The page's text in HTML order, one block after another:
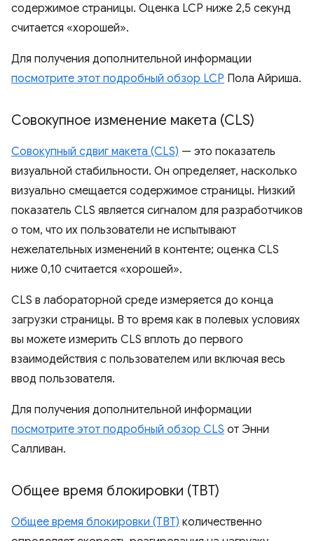
содержимое страницы. Оценка LCP ниже 2,5 секунд
считается «хорошей».
Для получения дополнительной информации
посмотрите этот подробный обзор LCP Пола Айриша.
Совокупное изменение макета (CLS)
Совокупный сдвиг макета (CLS) — это показатель
визуальной стабильности. Он определяет, насколько
визуально смещается содержимое страницы. Низкий
показатель CLS является сигналом для разработчиков
о том, что их пользователи не испытывают
нежелательных изменений в контенте; оценка CLS
ниже 0,10 считается «хорошей».
CLS в лабораторной среде измеряется до конца
загрузки страницы. В то время как в полевых условиях
вы можете измерить CLS вплоть до первого
взаимодействия с пользователем или включая весь
ввод пользователя.
Для получения дополнительной информации
посмотрите этот подробный обзор CLS от Энни
Салливан.
Общее время блокировки (TBT)
Общее время блокировки (TBT) количественно